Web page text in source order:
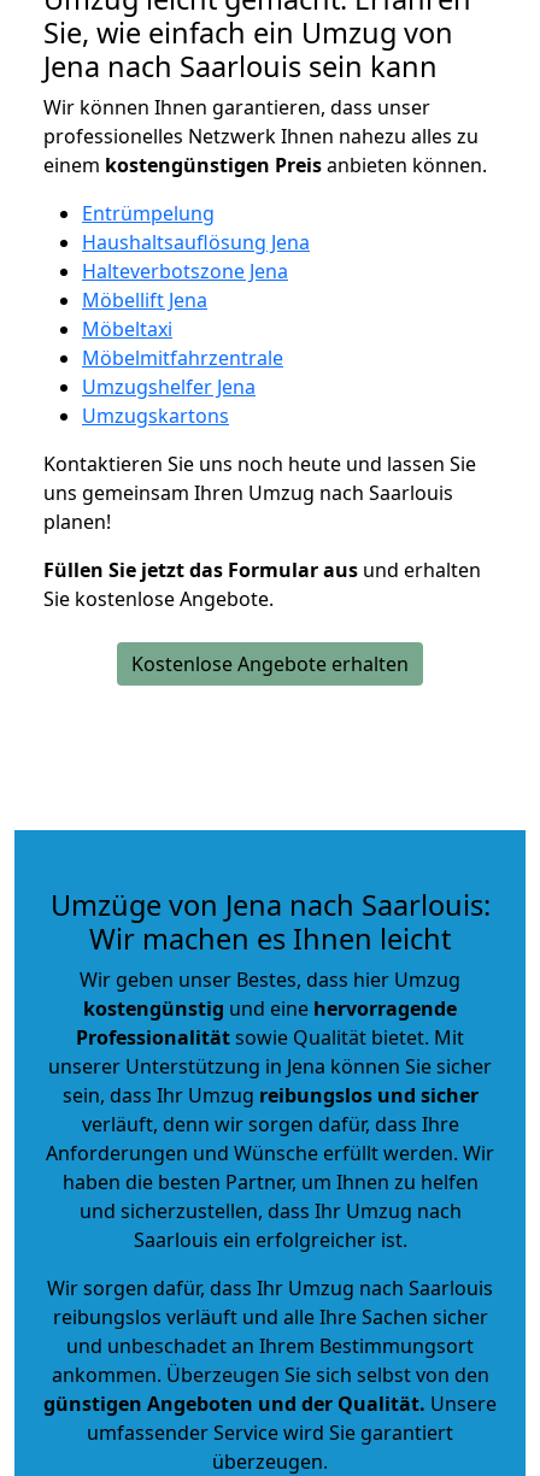
Sie, wie einfach ein Umzug von
Jena nach Saarlouis sein kann
Wir können Ihnen garantieren, dass unser
professionelles Netzwerk Ihnen nahezu alles zu
einem kostengünstigen Preisanbieten können.
Entrümpelung
Haushaltsauflösung Jena
Halteverbotszone Jena
Möbellift Jena
Möbeltaxi
Möbelmitfahrzentrale
Umzugshelfer Jena
Umzugskartons
Kontaktieren Sie uns noch heute und lassen Sie
uns gemeinsam Ihren Umzug nach Saarlouis
planen!
Füllen Sie jetzt das Formular aus und erhalten
Sie kostenlose Angebote.
Kostenlose Angebote erhalten
Umzüge von Jena nach Saarlouis:
Wir machen es Ihnen leicht
Wir geben unser Bestes, dass hier Umzug
kostengünstig und eine hervorragende
Professionalitätsowie Qualität bietet. Mit
unserer Unterstützung in Jena können Sie sicher
sein, dass Ihr Umzug reibungslos und sicher
verläuft, denn wir sorgen dafür, dass Ihre
Anforderungen und Wünsche erfüllt werden. Wir
haben die besten Partner, um Ihnen zu helfen
und sicherzustellen, dass Ihr Umzug nach
Saarlouis ein erfolgreicher ist.
Wir sorgen dafür, dass Ihr Umzug nach Saarlouis
reibungslos verläuft und alle Ihre Sachen sicher
und unbeschadet an Ihrem Bestimmungsort
ankommen. Überzeugen Sie sich selbst von den
günstigen Angeboten und der Qualität. Unsere
umfassender Service wird Sie garantiert
überzeugen.